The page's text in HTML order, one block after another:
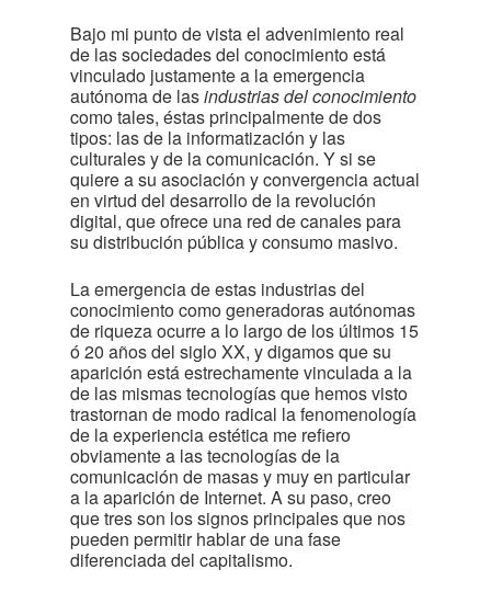
Bajo mi punto de vista el advenimiento real
de las sociedades del conocimiento está
vinculado justamente a la emergencia
autónoma de lasindustrias del conocimiento
como tales, éstas principalmente de dos
tipos: las de la informatización y las
culturales y de la comunicación. Y si se
quiere a su asociación y convergencia actual
en virtud del desarrollo de la revolución
digital, que ofrece una red de canales para
su distribución pública y consumo masivo.
La emergencia de estas industrias del
conocimiento como generadoras autónomas
de riqueza ocurre a lo largo de los últimos 15
ó 20 años del siglo XX, y digamos que su
aparición está estrechamente vinculada a la
de las mismas tecnologías que hemos visto
trastornan de modo radical la fenomenología
de la experiencia estética me refiero
obviamente a las tecnologías de la
comunicación de masas y muy en particular
a la aparición de Internet. A su paso, creo
que tres son los signos principales que nos
pueden permitir hablar de una fase
diferenciada del capitalismo.